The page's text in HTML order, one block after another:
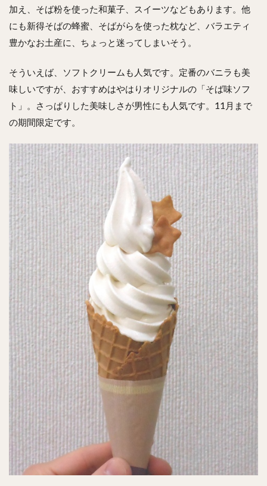
加え、そば粉を使った和菓子、スイーツなどもあります。他
にも新得そばの蜂蜜、そばがらを使った枕など、バラエティ
豊かなお土産に、ちょっと迷ってしまいそう。
そういえば、ソフトクリームも人気です。定番のバニラも美
味しいですが、おすすめはやはりオリジナルの「そば味ソフ
ト」。さっぱりした美味しさが男性にも人気です。11月まで
の期間限定です。